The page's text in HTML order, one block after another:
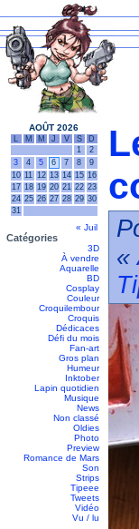
AOÛT 2026
L M M J V S
D
1
2
3
4 5 6 7 8
9
10 11 12 13 14 15 16
17 18 19 20 21 22 23
24 25 26 27 28 29 30
31
« Juil
Catégories
3D
À vendre
Aquarelle
BD
Cosplay
Couleur
Croquilembour
Croquis
Dédicaces
Défi du mois
Fan-art
Gros plan
Humeur
Inktober
Lapin quotidien
Musique
News
Non classé
Oldies
Photo
Preview
Romance de Mars
Son
Strips
Tipeee
Tweets
Vidéo
Vu / lu
«